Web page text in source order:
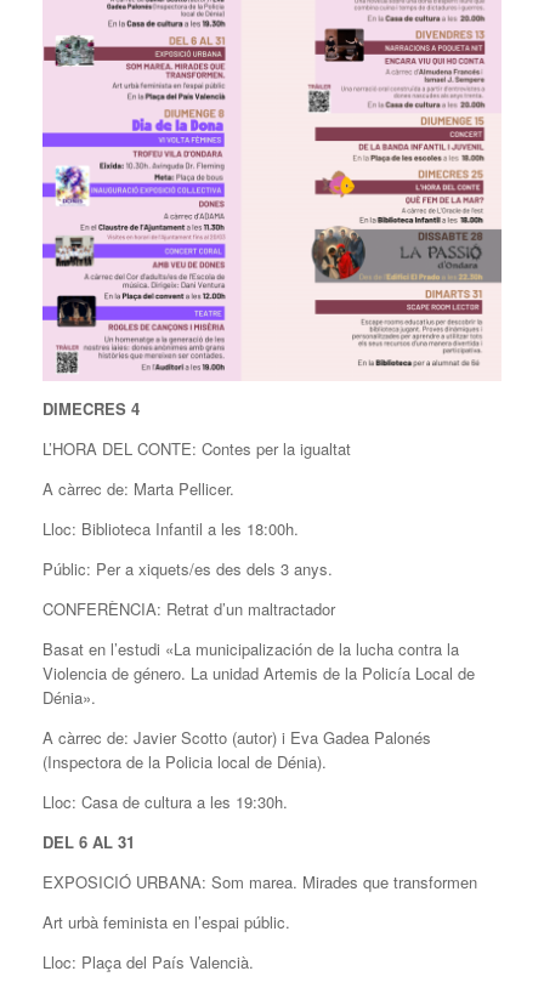
DIMECRES 4
L’HORA DEL CONTE: Contes per la igualtat
A càrrec de: Marta Pellicer.
Lloc: Biblioteca Infantil a les 18:00h.
Públic: Per a xiquets/es des dels 3 anys.
CONFERÈNCIA: Retrat d’un maltractador
Basat en l’estudi «La municipalización de la lucha contra la
Violencia de género. La unidad Artemis de la Policía Local de
Dénia».
A càrrec de: Javier Scotto (autor) i Eva Gadea Palonés
(Inspectora de la Policia local de Dénia).
Lloc: Casa de cultura a les 19:30h.
DEL 6 AL 31
EXPOSICIÓ URBANA: Som marea. Mirades que transformen
Art urbà feminista en l’espai públic.
Lloc: Plaça del País Valencià.